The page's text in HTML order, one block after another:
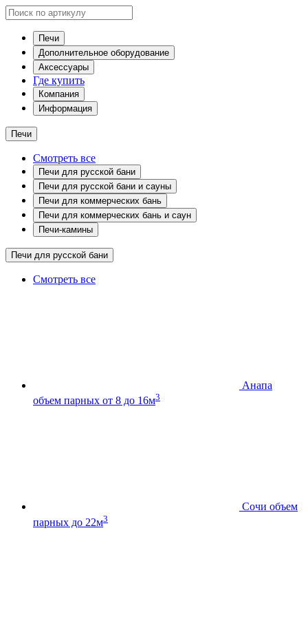
Печи
Дополнительное оборудование
Аксессуары
Где купить
Компания
Информация
Печи
Смотреть все
Печи для русской бани
Печи для русской бани и сауны
Печи для коммерческих бань
Печи для коммерческих бань и саун
Печи-камины
Печи для русской бани
Смотреть все
Анапа
объем парных от 8 до 16м3
Сочи объем
парных до 22м3